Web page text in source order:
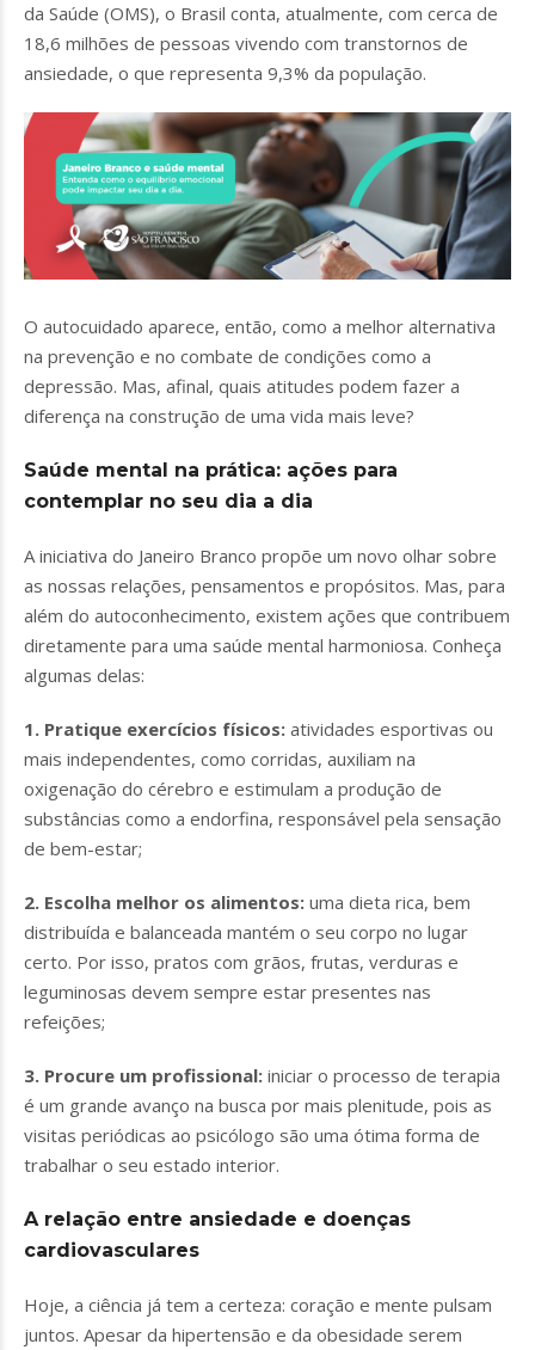
da Saúde (OMS), o Brasil conta, atualmente, com cerca de
18,6 milhões de pessoas vivendo com transtornos de
ansiedade, o que representa 9,3% da população.
O autocuidado aparece, então, como a melhor alternativa
na prevenção e no combate de condições como a
depressão. Mas, afinal, quais atitudes podem fazer a
diferença na construção de uma vida mais leve?
Saúde mental na prática: ações para
contemplar no seu dia a dia
A iniciativa do Janeiro Branco propõe um novo olhar sobre
as nossas relações, pensamentos e propósitos. Mas, para
além do autoconhecimento, existem ações que contribuem
diretamente para uma saúde mental harmoniosa. Conheça
algumas delas:
1. Pratique exercícios físicos: atividades esportivas ou
mais independentes, como corridas, auxiliam na
oxigenação do cérebro e estimulam a produção de
substâncias como a endorfina, responsável pela sensação
de bem-estar;
2. Escolha melhor os alimentos: uma dieta rica, bem
distribuída e balanceada mantém o seu corpo no lugar
certo. Por isso, pratos com grãos, frutas, verduras e
leguminosas devem sempre estar presentes nas
refeições;
3. Procure um profissional: iniciar o processo de terapia
é um grande avanço na busca por mais plenitude, pois as
visitas periódicas ao psicólogo são uma ótima forma de
trabalhar o seu estado interior.
A relação entre ansiedade e doenças
cardiovasculares
Hoje, a ciência já tem a certeza: coração e mente pulsam
juntos. Apesar da hipertensão e da obesidade serem